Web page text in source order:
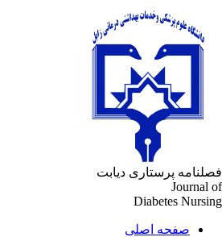
پرستاری دیابت
Journal
Diabetes
صفحه اصلی